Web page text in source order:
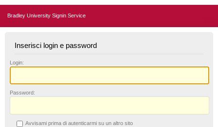
Bradley University Signin Service
Inserisci login e password
L ogin:
Password:
Avvisami prima di autenticarmi su un altro sito